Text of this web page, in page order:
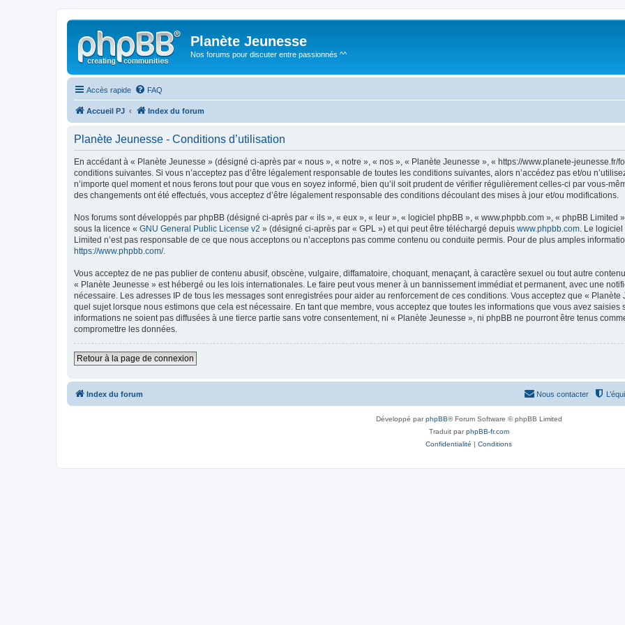
Planète Jeunesse
Nos forums pour discuter entre passionnés ^^
Accès rapide FAQ
Accueil PJ Index du forum
Planète Jeunesse - Conditions d’utilisation
En accédant à « Planète Jeunesse » (désigné ci-après par « nous », « notre », « nos », « Planète Jeunesse », « https://www.planete-jeunesse.fr/
conditions suivantes. Si vous n’acceptez pas d’être légalement responsable de toutes les conditions suivantes, alors n’accédez pas et/ou
n’importe quel moment et nous ferons tout pour que vous en soyez informé, bien qu’il soit prudent de vérifier régulièrement celles-ci par vous-
des changements ont été effectués, vous acceptez d’être légalement responsable des conditions découlant des mises à jour et/ou modifications.
Nos forums sont développés par phpBB (désigné ci-après par « ils », « eux », « leur », « logiciel phpBB », « www.phpbb.com », « phpBB
sous la licence « GNU General Public License v2 » (désigné ci-après par « GPL ») et qui peut être téléchargé depuis www.phpbb.com . Le
Limited n’est pas responsable de ce que nous acceptons ou n’acceptons pas comme contenu ou conduite permis. Pour de plus amples
https://www.phpbb.com/.
Vous acceptez de ne pas publier de contenu abusif, obscène, vulgaire, diffamatoire, choquant, menaçant, à caractère sexuel ou tout autre
« Planète Jeunesse » est hébergé ou les lois internationales. Le faire peut vous mener à un bannissement immédiat et permanent, avec une
nécessaire. Les adresses IP de tous les messages sont enregistrées pour aider au renforcement de ces conditions. Vous acceptez que «
quel sujet lorsque nous estimons que cela est nécessaire. En tant que membre, vous acceptez que toutes les informations que vous avez
informations ne soient pas diffusées à une tierce partie sans votre consentement, ni « Planète Jeunesse », ni phpBB ne pourront être tenus
compromettre les données.
Retour à la page de connexion
Index du forum Nous contacter
Développé parphpBB® Forum Software © phpBB Limited
Traduit parphpBB-fr.com
Confidentialité | Conditions